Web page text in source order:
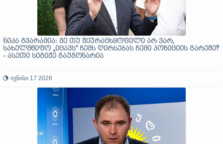
ნიკა გვარამია: მე თუ შეურაცხყოფილი არ ვარ,
სახელმწიფო „იცავს“ ჩემს ღირსებას ჩემი პოზიციის გარეშე?
- ასეთი სიგიჟე გაუგონარია
ივნისი 17 2026